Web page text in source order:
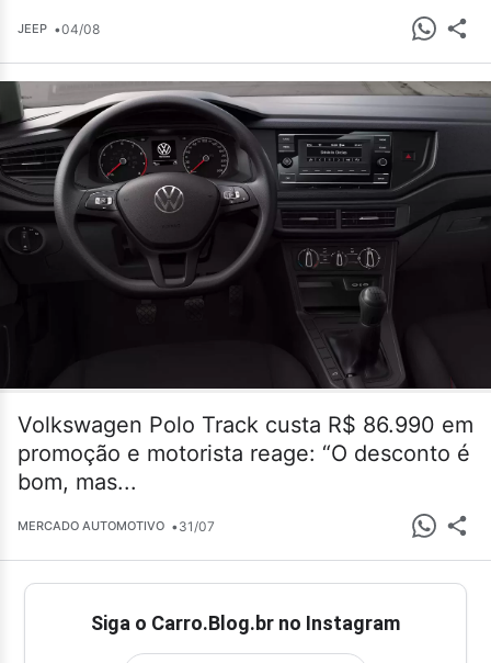
JEEP •04/08
Volkswagen Polo Track custa R$ 86.990 em
promoção e motorista reage: “O desconto é
bom, mas...
MERCADO AUTOMOTIVO •31/07
Siga o Carro.Blog.br no Instagram